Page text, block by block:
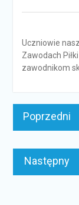
Uczniowie
Zawodach
zawodnikom
Nawigacja
wpisu
Poprzedni
Następny